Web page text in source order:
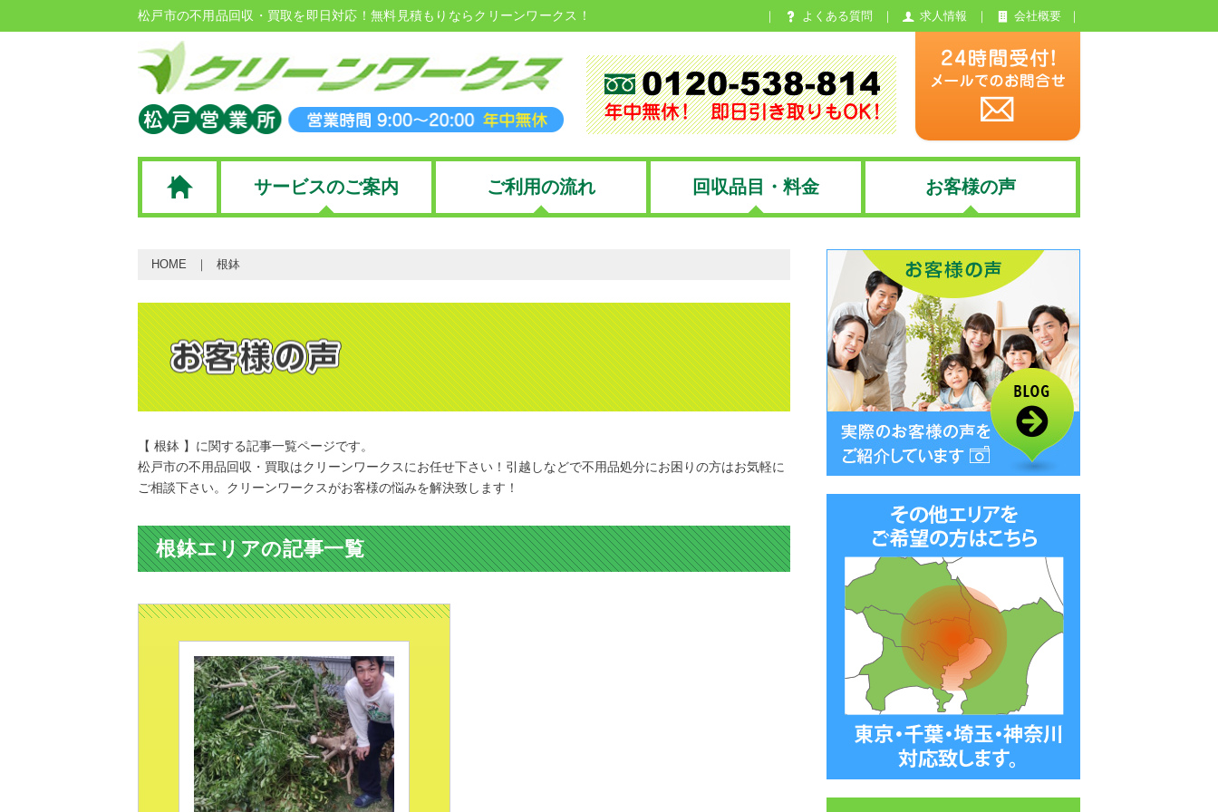
松戸市の不用品回収・買取を即日対応！無料見積もりならクリーンワークス！ よくある質問 求人情報 会社概要
サービスのご案内 ご利用の流れ 回収品目・料金 お客様の声
HOME 根鉢
【 根鉢 】に関する記事一覧ページです。
松戸市の不用品回収・買取はクリーンワークスにお任せ下さい！引越しなどで不用品処分にお困りの方はお気軽に
ご相談下さい。クリーンワークスがお客様の悩みを解決致します！
根鉢エリアの記事一覧